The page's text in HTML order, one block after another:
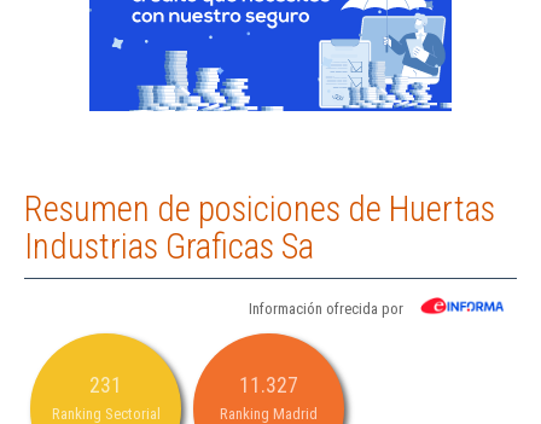
Resumen de posiciones de Huertas
Industrias Graficas Sa
Información ofrecida por
231
Ranking Sectorial
11.327
Ranking Madrid